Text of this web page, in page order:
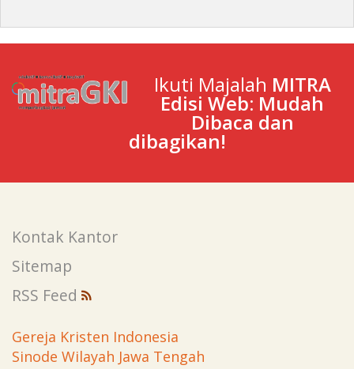
Ikuti Majalah MITRA
Edisi Web: Mudah
Dibaca dan
dibagikan!
Kontak Kantor
Sitemap
RSS Feed
Gereja Kristen Indonesia
Sinode Wilayah Jawa Tengah